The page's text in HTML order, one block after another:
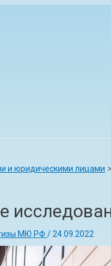
и юридическими лицами
МЮ РФ /24.09.2022